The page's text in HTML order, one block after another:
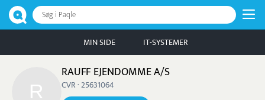
Søg i Paqle
MIN SIDE IT-SYSTEMER
RAUFF EJENDOMME A/S
CVR · 25631064